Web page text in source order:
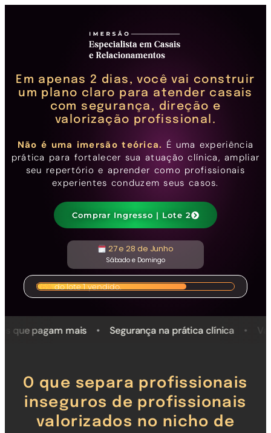
Em apenas 2 dias, você vai construir
um plano claro para atender casais
com segurança, direção e
valorização profissional.
Não é uma imersão teórica. É uma experiência
prática para fortalecer sua atuação clínica, ampliar
seu repertório e aprender como profissionais
experientes conduzem seus casos.
Comprar Ingresso | Lote 2
27 e 28 de Junho
Sábado e Domingo
De R$ 197.00 porR$ 29.00
76%do lote 1 vendido.
mais • Segurança na prática clínica • Valorização da
O que separa profissionais
inseguros de profissionais
valorizados no nicho de